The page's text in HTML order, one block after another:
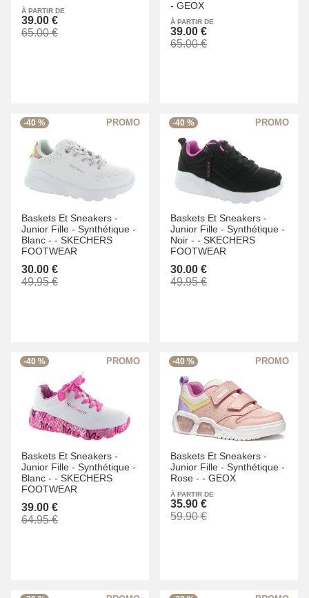
À PARTIR DE
39.00 €
65.00 €
- GEOX
À PARTIR DE
39.00 €
65.00 €
-40 %
Baskets Et Sneakers -
Junior Fille - Synthétique -
Blanc - - SKECHERS
FOOTWEAR
30.00 €
49.95 €
-40 %
Baskets Et Sneakers -
Junior Fille - Synthétique -
Noir - - SKECHERS
FOOTWEAR
30.00 €
49.95 €
-40 %
Baskets Et Sneakers -
Junior Fille - Synthétique -
Blanc - - SKECHERS
FOOTWEAR
39.00 €
64.95 €
-40 %
Baskets Et Sneakers -
Junior Fille - Synthétique -
Rose - - GEOX
À PARTIR DE
35.90 €
59.90 €